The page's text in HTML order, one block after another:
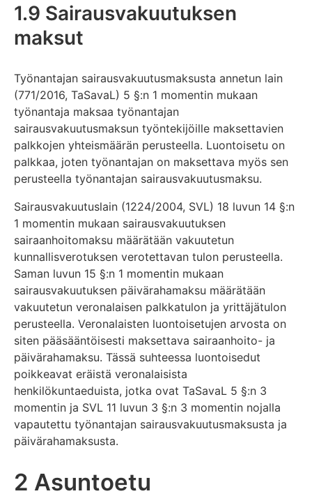
1.9 Sairausvakuutuksen
maksut
Työnantajan sairausvakuutusmaksusta annetun lain
(771/2016, TaSavaL) 5 §:n 1 momentin mukaan
työnantaja maksaa työnantajan
sairausvakuutusmaksun työntekijöille maksettavien
palkkojen yhteismäärän perusteella. Luontoisetu on
palkkaa, joten työnantajan on maksettava myös sen
perusteella työnantajan sairausvakuutusmaksu.
Sairausvakuutuslain (1224/2004, SVL) 18 luvun 14 §:n
1 momentin mukaan sairausvakuutuksen
sairaanhoitomaksu määrätään vakuutetun
kunnallisverotuksen verotettavan tulon perusteella.
Saman luvun 15 §:n 1 momentin mukaan
sairausvakuutuksen päivärahamaksu määrätään
vakuutetun veronalaisen palkkatulon ja yrittäjätulon
perusteella. Veronalaisten luontoisetujen arvosta on
siten pääsääntöisesti maksettava sairaanhoito- ja
päivärahamaksu. Tässä suhteessa luontoisedut
poikkeavat eräistä veronalaisista
henkilökuntaeduista, jotka ovat TaSavaL 5 §:n 3
momentin ja SVL 11 luvun 3 §:n 3 momentin nojalla
vapautettu työnantajan sairausvakuutusmaksusta ja
päivärahamaksusta.
2 Asuntoetu